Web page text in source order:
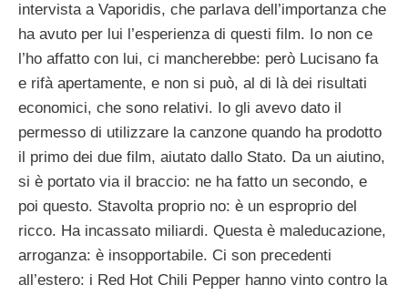
intervista a Vaporidis, che parlava dell’importanza che
ha avuto per lui l’esperienza di questi film. Io non ce
l’ho affatto con lui, ci mancherebbe: però Lucisano fa
e rifà apertamente, e non si può, al di là dei risultati
economici, che sono relativi. Io gli avevo dato il
permesso di utilizzare la canzone quando ha prodotto
il primo dei due film, aiutato dallo Stato. Da un aiutino,
si è portato via il braccio: ne ha fatto un secondo, e
poi questo. Stavolta proprio no: è un esproprio del
ricco. Ha incassato miliardi. Questa è maleducazione,
arroganza: è insopportabile. Ci son precedenti
all’estero: i Red Hot Chili Pepper hanno vinto contro la